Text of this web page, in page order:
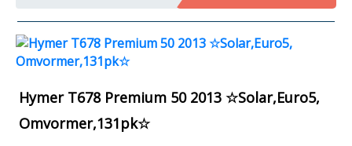
Hymer T678 Premium 50 2013 ☆Solar,Euro5,
Omvormer,131pk☆